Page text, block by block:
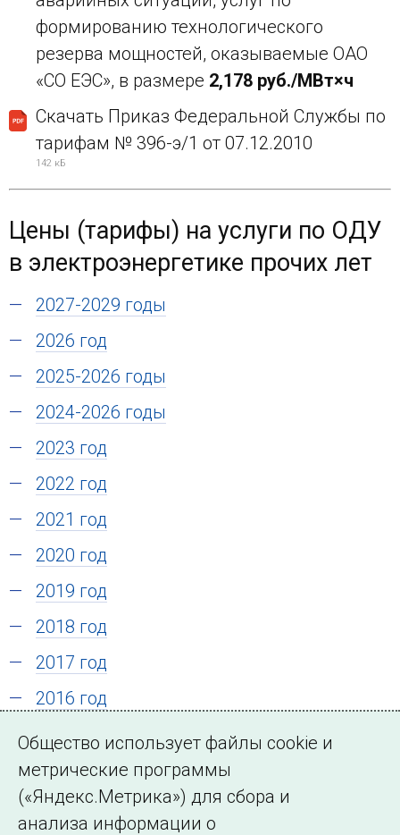
формированию технологического
резерва мощностей, оказываемые ОАО
«СО ЕЭС», в размере 2,178 руб./МВт×ч
Скачать Приказ Федеральной Службы по
тарифам № 396-э/1 от 07.12.2010
142 кБ
Цены (тарифы) на услуги по ОДУ
в электроэнергетике прочих лет
2027-2029 годы
2026 год
2025-2026 годы
2024-2026 годы
2023 год
2022 год
2021 год
2020 год
2019 год
2018 год
2017 год
2016 год
2015 год
2014 год
2013 год
Общество использует файлы cookie и
метрические программы
(«Яндекс.Метрика») для сбора и
анализа информации о